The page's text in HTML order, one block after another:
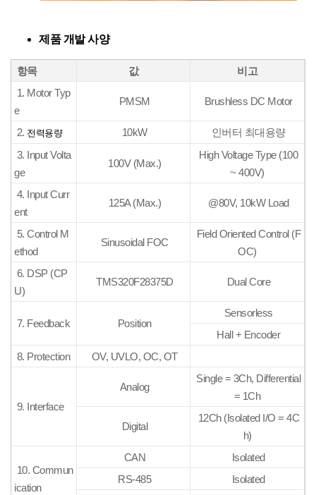
제품 개발 사양
항목 값
비고
1. Motor Typ
e
PMSM Brushless DC Motor
2. 전력용량 10kW
인버터 최대용량
3. Input Volta
ge
100V (Max.)
High Voltage Type (100
~ 400V)
4. Input Curr
ent
125A (Max.) @80V, 10kW Load
5. Control M
ethod
Sinusoidal FOC
Field Oriented Control (F
OC)
6. DSP (CP
U)
TMS320F28375D Dual Core
7. Feedback Position
Sensorless
Hall + Encoder
8. Protection
OV, UVLO, OC, OT
9. Interface
Analog
Single = 3Ch, Differential
= 1Ch
Digital
12Ch (Isolated I/O = 4C
h)
10. Commun
ication
CAN
Isolated
RS-485
Isolated